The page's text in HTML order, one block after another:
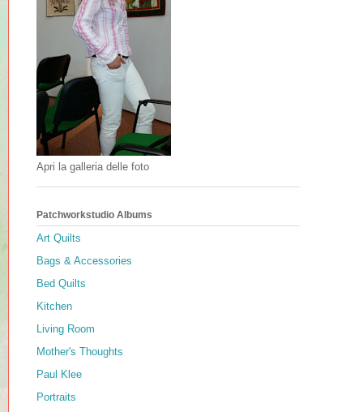
Apri la galleria delle foto
Patchworkstudio Albums
Art Quilts
Bags & Accessories
Bed Quilts
Kitchen
Living Room
Mother's Thoughts
Paul Klee
Portraits